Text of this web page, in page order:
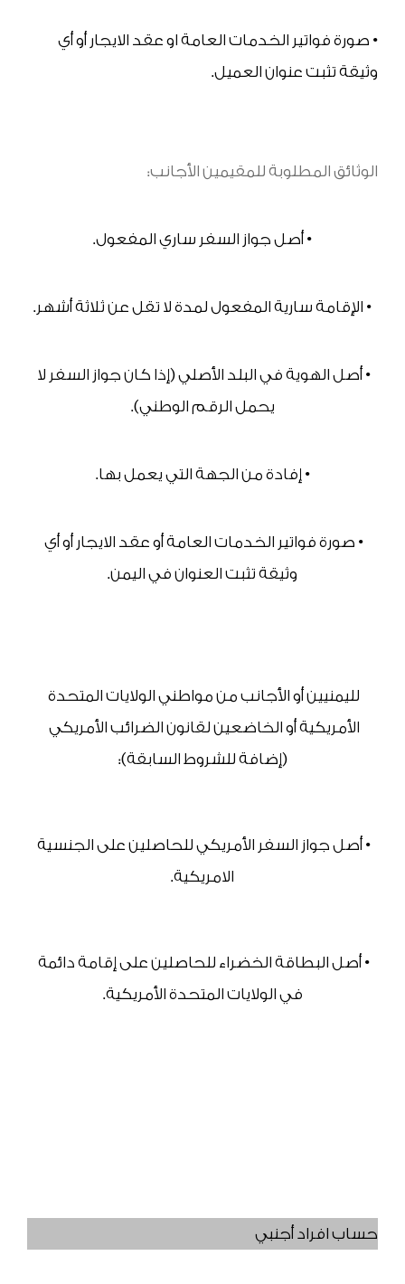
وثيقة تثبت عنوان العميل.
الوثائق المطلوبة للمقيمين الأجانب:
• أصل جواز السفر ساري المفعول.
• الإقامة سارية المفعول لمدة لا تقل عن ثلاثة أشهر.
يحمل الرقم الوطني).
• إفادة من الجهة التي يعمل بها.
وثيقة تثبت العنوان في اليمن.
(إضافة للشروط السابقة):
الامريكية.
في الولايات المتحدة الأمريكية.
حساب افراد أجنبي